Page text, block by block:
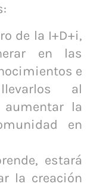
de la I+D+i,
en las
e
al
la
en
estará
la creación